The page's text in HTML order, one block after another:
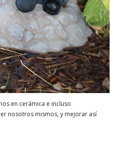
en cerámica e incluso
nosotros mismos, y mejorar así